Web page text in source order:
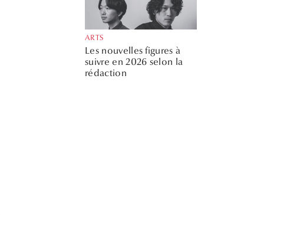
ARTS
Les nouvelles figures à
suivre en 2026 selon la
rédaction